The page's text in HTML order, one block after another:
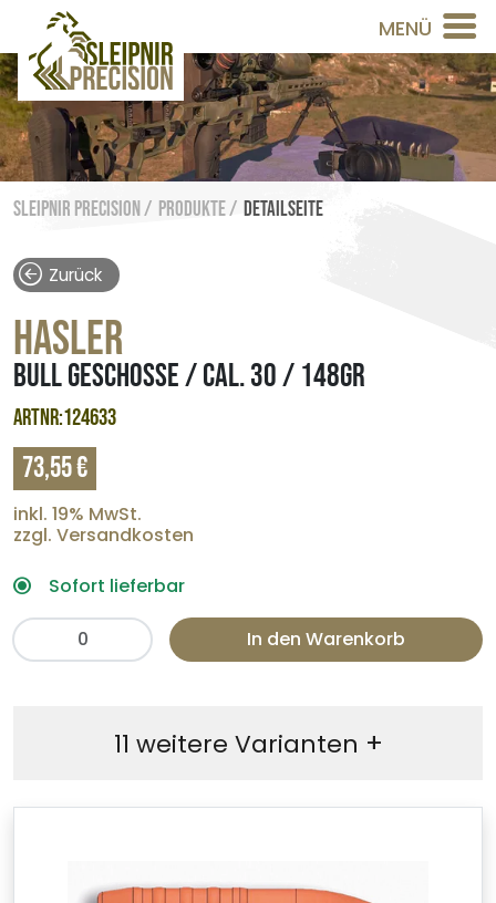
MENÜ
Sleipnir Precision / Produkte / Detailseite
Zurück
HASLER
BULL GESCHOSSE / CAL. 30 / 148GR
ARTNR:124633
73,55 €
inkl. 19% MwSt.
zzgl. Versandkosten
Sofort lieferbar
In den Warenkorb
11 weitere Varianten +